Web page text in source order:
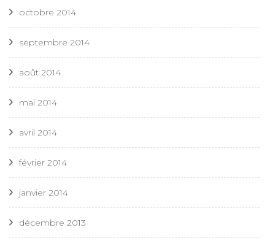
octobre 2014
septembre 2014
août 2014
mai 2014
avril 2014
février 2014
janvier 2014
décembre 2013